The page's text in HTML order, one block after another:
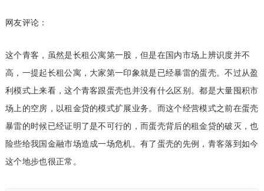
网友评论：
这个青客，虽然是长租公寓第一股，但是在国内市场上辨识度并不
高，一提起长租公寓，大家第一印象就是已经暴雷的蛋壳。不过从盈
利模式上来看，这个青客跟蛋壳也并没有什么区别。都是大量囤积市
场上的空房，以租金贷的模式扩展业务。而这个经营模式之前在蛋壳
暴雷的时候已经证明了是不可行的，而蛋壳背后的租金贷的破灭，也
险些给我国金融市场造成一场危机。有了蛋壳的先例，青客落到如今
这个地步也很正常。